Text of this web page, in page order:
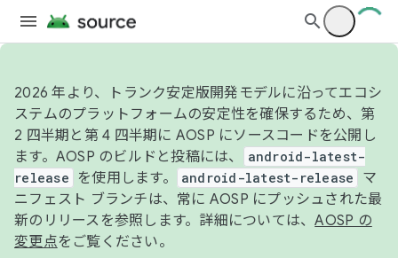
2026 年より、トランク安定版開発モデルに沿ってエコシ
ステムのプラットフォームの安定性を確保するため、第
2 四半期と第 4 四半期に AOSP にソースコードを公開し
ます。AOSP のビルドと投稿には、
android-latest-
release
を使用します。 android-latest-release
マ
ニフェスト ブランチは、常に AOSP にプッシュされた最
新のリリースを参照します。詳細については、AOSP の
変更点をご覧ください。